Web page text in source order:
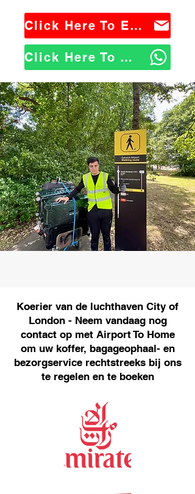
Click Here To Email Us
Click Here To WhatsApp Us
Koerier van de luchthaven City of
London - Neem vandaag nog
contact op met Airport To Home
om uw koffer, bagageophaal- en
bezorgservice rechtstreeks bij ons
te regelen en te boeken